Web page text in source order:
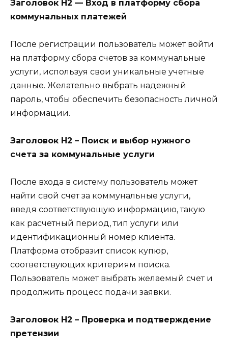
Заголовок H2 — Вход в платформу сбора
коммунальных платежей
После регистрации пользователь может войти
на платформу сбора счетов за коммунальные
услуги, используя свои уникальные учетные
данные. Желательно выбрать надежный
пароль, чтобы обеспечить безопасность личной
информации.
Заголовок H2 – Поиск и выбор нужного
счета за коммунальные услуги
После входа в систему пользователь может
найти свой счет за коммунальные услуги,
введя соответствующую информацию, такую ​​
как расчетный период, тип услуги или
идентификационный номер клиента.
Платформа отобразит список купюр,
соответствующих критериям поиска.
Пользователь может выбрать желаемый счет и
продолжить процесс подачи заявки.
Заголовок H2 – Проверка и подтверждение
претензии